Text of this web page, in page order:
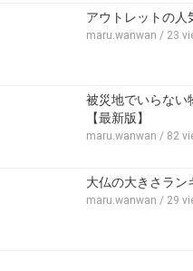
アウトレットの人
maru.wanwan / 23
被災地でいらない
【最新版】
maru.wanwan / 82
大仏の大きさラン
maru.wanwan / 29